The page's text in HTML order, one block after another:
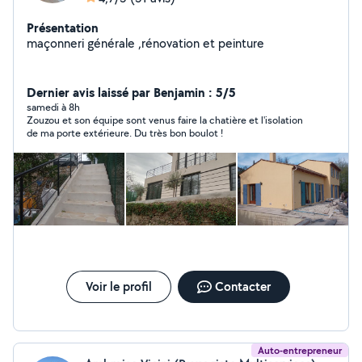
Présentation
maçonneri générale ,rénovation et peinture
Dernier avis laissé par Benjamin : 5/5
samedi à 8h
Zouzou et son équipe sont venus faire la chatière et l'isolation
de ma porte extérieure. Du très bon boulot !
Voir le profil Contacter
Auto-entrepreneur